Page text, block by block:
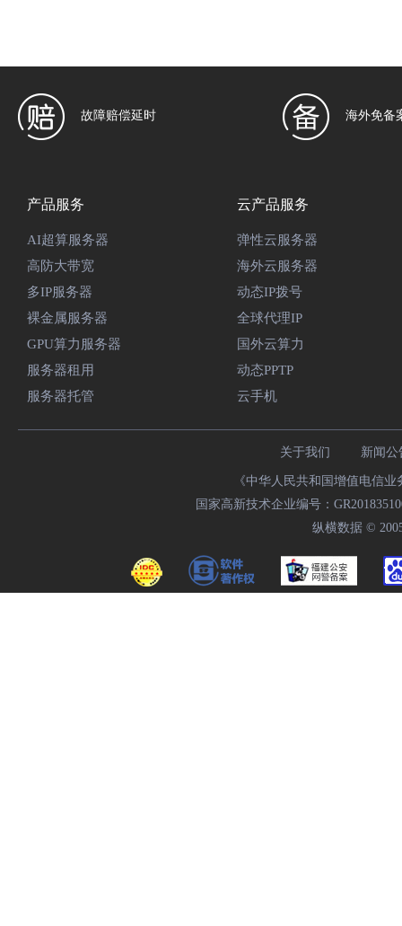
故障赔偿延时 海外免备
产品服务
AI超算服务器
高防大带宽
多IP服务器
裸金属服务器
GPU算力服务器
服务器租用
服务器托管
云产品服务
弹性云服务器
海外云服务器
动态IP拨号
全球代理IP
国外云算力
动态PPTP
云手机
关于我们 新闻公
《中华人民共和国增值电信
国家高新技术企业编号：
纵横数据 ©